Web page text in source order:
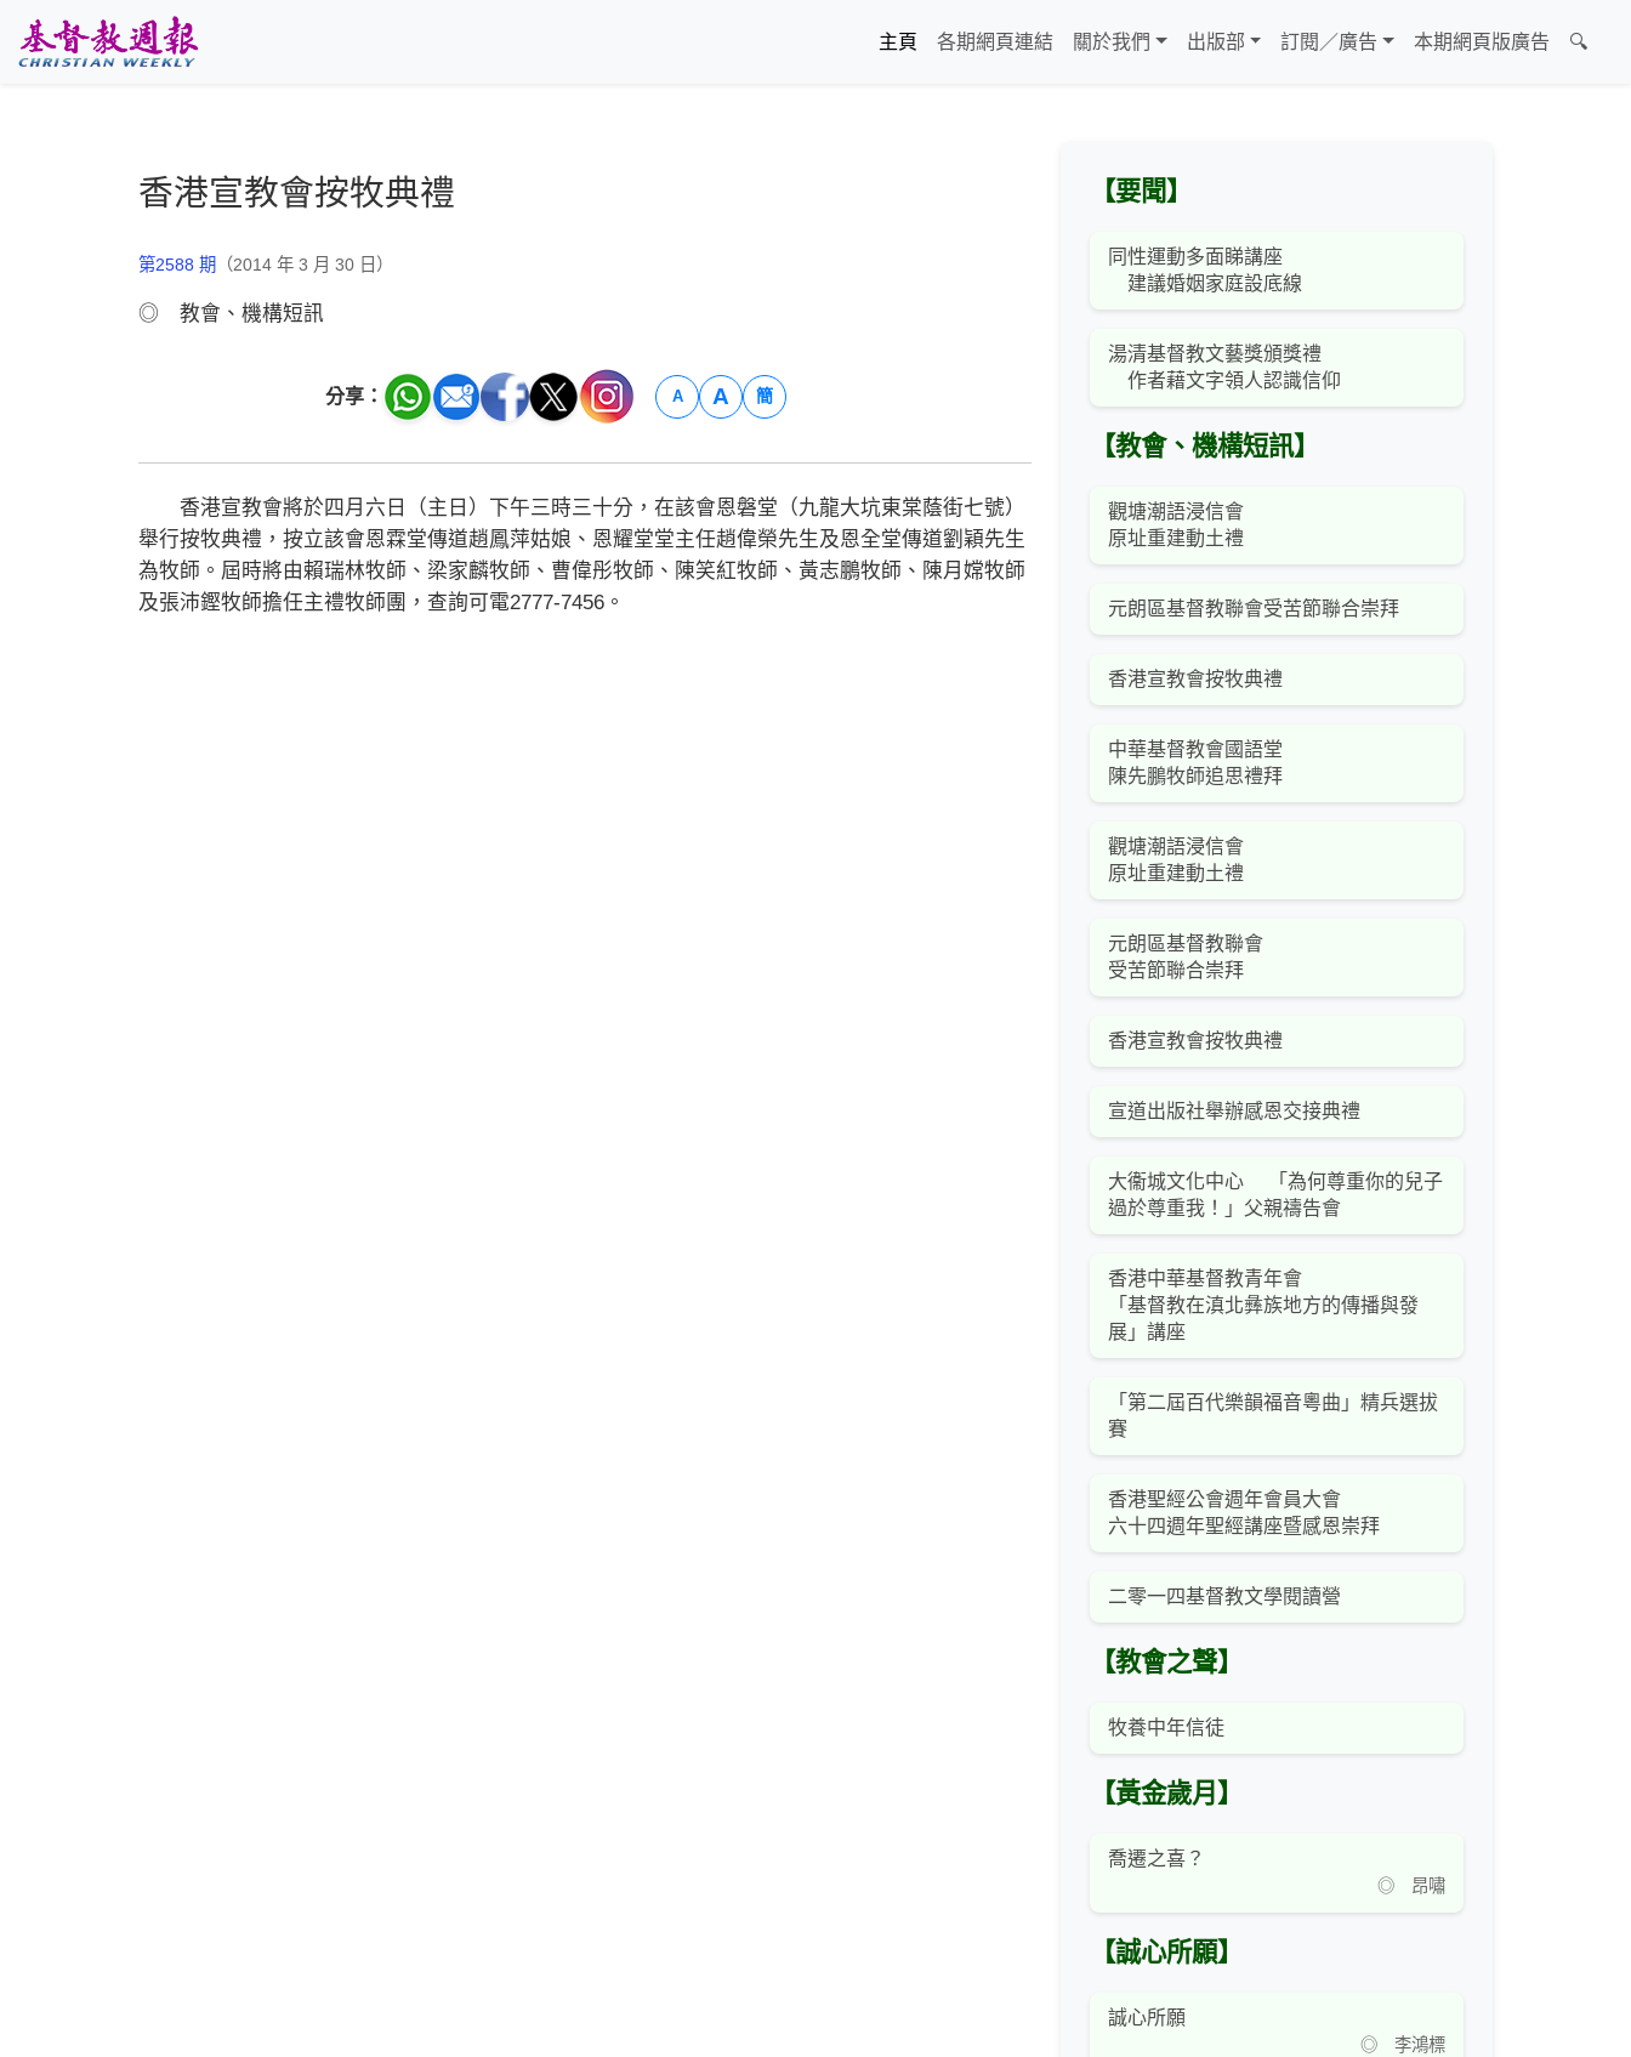
主頁
各期網頁連結 關於我們 出版部 訂閱／廣告 本期網頁版廣告 🔍
香港宣教會按牧典禮
第2588 期 （2014 年 3 月 30 日）
◎ 教會、機構短訊
分享： A A 簡
香港宣教會將於四月六日（主日）下午三時三十分，在該會恩磐堂（九龍大坑東棠蔭街七號）
舉行按牧典禮，按立該會恩霖堂傳道趙鳳萍姑娘、恩耀堂堂主任趙偉榮先生及恩全堂傳道劉穎先生
為牧師。屆時將由賴瑞林牧師、梁家麟牧師、曹偉彤牧師、陳笑紅牧師、黃志鵬牧師、陳月嫦牧師
及張沛鏗牧師擔任主禮牧師團，查詢可電2777-7456。
【要聞】
同性運動多面睇講座
建議婚姻家庭設底線
湯清基督教文藝獎頒獎禮
作者藉文字領人認識信仰
【教會、機構短訊】
觀塘潮語浸信會
原址重建動土禮
元朗區基督教聯會受苦節聯合崇拜
香港宣教會按牧典禮
中華基督教會國語堂
陳先鵬牧師追思禮拜
觀塘潮語浸信會
原址重建動土禮
元朗區基督教聯會
受苦節聯合崇拜
香港宣教會按牧典禮
宣道出版社舉辦感恩交接典禮
大衞城文化中心 「為何尊重你的兒子
過於尊重我！」父親禱告會
香港中華基督教青年會
「基督教在滇北彝族地方的傳播與發
展」講座
「第二屆百代樂韻福音粵曲」精兵選拔
賽
香港聖經公會週年會員大會
六十四週年聖經講座暨感恩崇拜
二零一四基督教文學閱讀營
【教會之聲】
牧養中年信徒
【黃金歲月】
喬遷之喜？
◎ 昂嘯
【誠心所願】
誠心所願
◎ 李鴻標